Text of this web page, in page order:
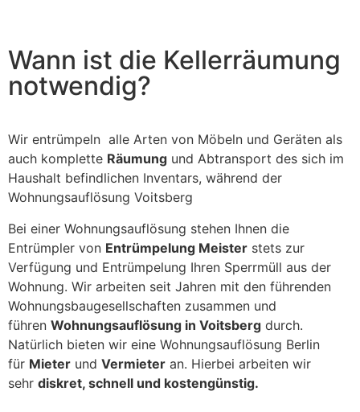
blank
Wann ist die Kellerräumung
notwendig?
Wir entrümpeln alle Arten von Möbeln und Geräten als
auch komplette Räumung und Abtransport des sich im
Haushalt befindlichen Inventars, während der
Wohnungsauflösung Voitsberg
Bei einer Wohnungsauflösung stehen Ihnen die
Entrümpler von Entrümpelung Meister stets zur
Verfügung und Entrümpelung Ihren Sperrmüll aus der
Wohnung. Wir arbeiten seit Jahren mit den führenden
Wohnungsbaugesellschaften zusammen und
führen Wohnungsauflösung in Voitsberg durch.
Natürlich bieten wir eine Wohnungsauflösung Berlin
für Mieter und Vermieter an. Hierbei arbeiten wir
sehr diskret, schnell und kostengünstig.